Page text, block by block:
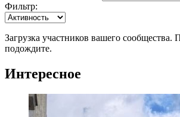
Фильтр:
Загрузка участников вашего сообщества.
подождите.
Интересное